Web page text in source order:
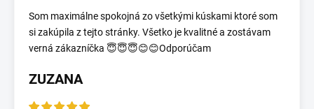
Som maximálne spokojná zo všetkými kúskami ktoré som
si zakúpila z tejto stránky. Všetko je kvalitné a zostávam
verná zákazníčka 😇😇😇😊😊Odporúčam
ZUZANA